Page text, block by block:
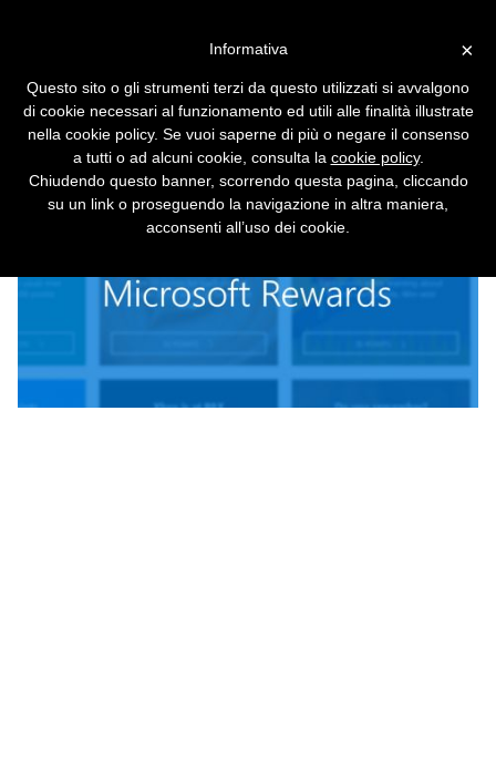
Chi sceglie il browser di Windows 10 può
accumulare punti da spendere presso
Amazon, Hulu e Starbucks.
×
Informativa
Questo sito o gli strumenti terzi da questo utilizzati si avvalgono
di cookie necessari al funzionamento ed utili alle finalità illustrate
nella cookie policy. Se vuoi saperne di più o negare il consenso
a tutti o ad alcuni cookie, consulta la cookie policy.
Chiudendo questo banner, scorrendo questa pagina, cliccando
su un link o proseguendo la navigazione in altra maniera,
acconsenti all’uso dei cookie.